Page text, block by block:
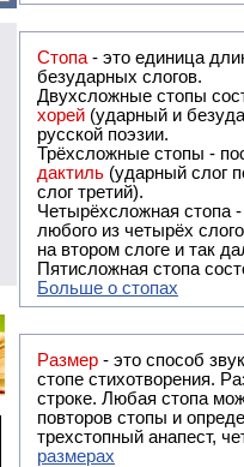
Стопа - это единица
безударных слогов.
Двухсложные стопы
хорей (ударный и
русской поэзии.
Трёхсложные стопы -
дактиль (ударный слог
слог третий).
Четырёхсложная стопа
любого из четырёх
на втором слоге и так
Пятисложная стопа
Больше о стопах
Размер - это способ
стопе стихотворения.
строке. Любая стопа
повторов стопы и
трехстопный анапест,
размерах